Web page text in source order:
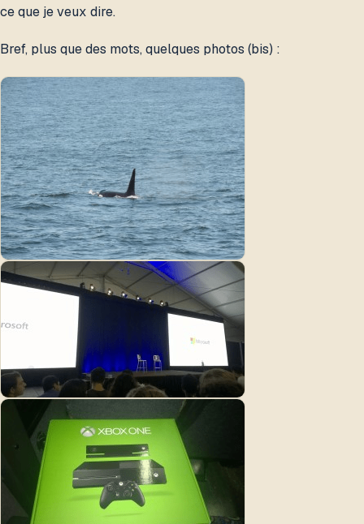
ce que je veux dire.
Bref, plus que des mots, quelques photos (bis) :